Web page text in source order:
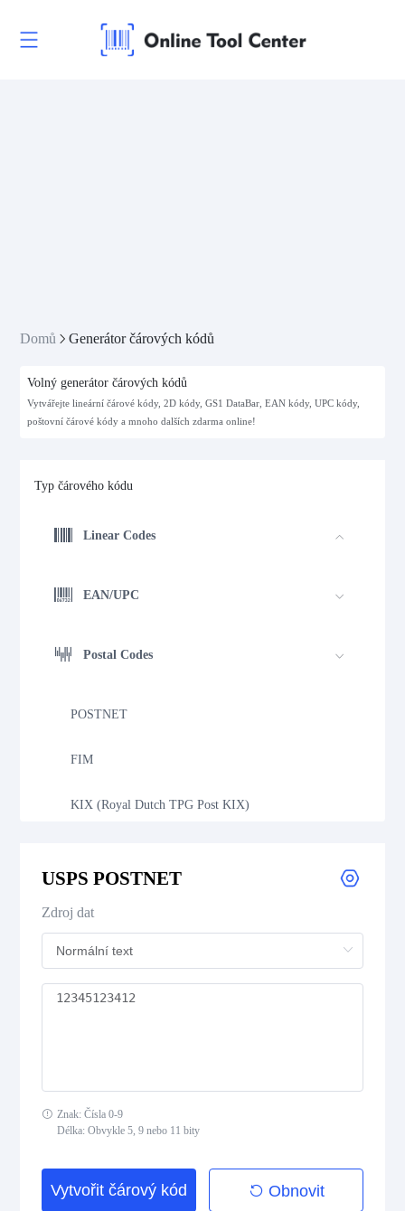
Domů Generátor čárových kódů
Volný generátor čárových kódů
Vytvářejte lineární čárové kódy, 2D kódy, GS1 DataBar, EAN kódy, UPC kódy,
poštovní čárové kódy a mnoho dalších zdarma online!
Typ čárového kódu
Linear Codes
EAN/UPC
Postal Codes
POSTNET
FIM
KIX (Royal Dutch TPG Post KIX)
Deutsche Post Identcode
USPS PLANET
USPS POSTNET
USPS POSTNET
Zdroj dat
Znak: Čísla 0-9
Délka: Obvykle 5, 9 nebo 11 bity
Vytvořit čárový kód Obnovit